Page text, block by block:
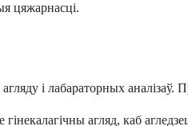
цяжарнасці.
і лабараторных аналізаў.
агляд, каб